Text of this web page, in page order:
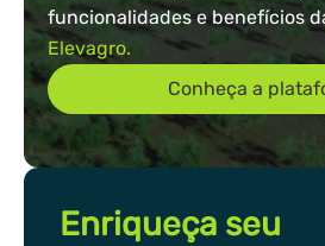
funcionalidades e benefícios
Elevagro.
Conheça a
Enriqueça seu